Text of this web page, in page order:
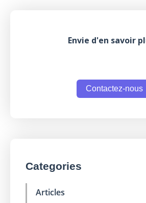
Envie d'en savoir
Contactez-nous
Categories
Articles